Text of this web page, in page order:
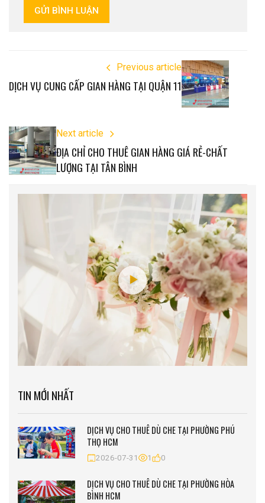
GỬI BÌNH LUẬN
Previous article
DỊCH VỤ CUNG CẤP GIAN HÀNG TẠI QUẬN 11
Next article
ĐỊA CHỈ CHO THUÊ GIAN HÀNG GIÁ RẺ-CHẤT
LƯỢNG TẠI TÂN BÌNH
TIN MỚI NHẤT
DỊCH VỤ CHO THUÊ DÙ CHE TẠI PHƯỜNG PHÚ
THỌ HCM
2026-07-31 1 0
DỊCH VỤ CHO THUÊ DÙ CHE TẠI PHƯỜNG HÒA
BÌNH HCM